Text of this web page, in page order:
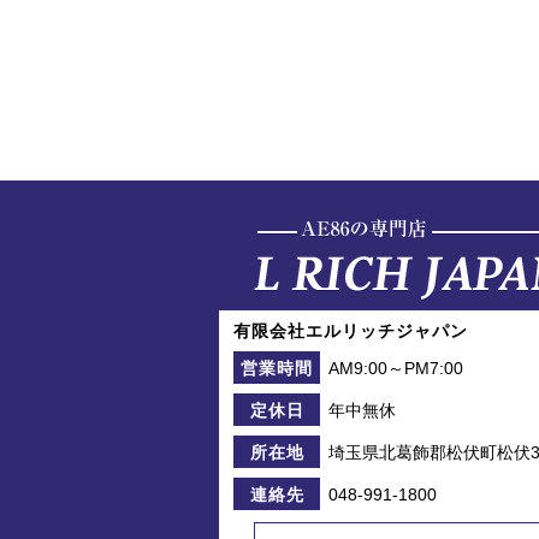
有限会社エルリッチジャパン
営業時間
AM9:00～PM7:00
定休日 年中無休
所在地 埼玉県北葛飾郡松伏町松伏
連絡先 048-991-1800